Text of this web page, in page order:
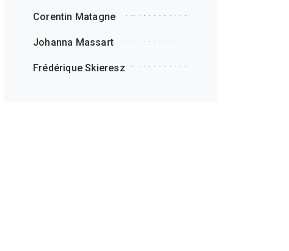
Corentin Matagne
Johanna Massart
Frédérique Skieresz